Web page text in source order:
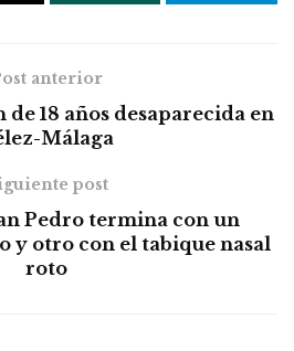
anterior
18 años desaparecida en
Málaga
post
Pedro termina con un
y otro con el tabique nasal
roto